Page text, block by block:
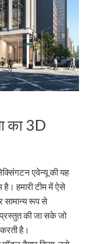
का 3D
एवेन्यू की यह
है। हमारी टीम में ऐसे
सामान्य रूप से
प्रस्तुत की जा सके जो
है।